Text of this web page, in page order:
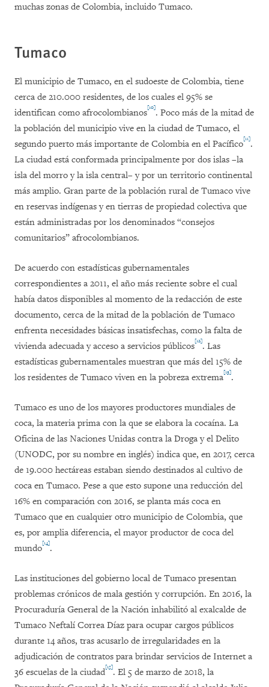
muchas zonas de Colombia, incluido Tumaco.
Tumaco
El municipio de Tumaco, en el sudoeste de Colombia, tiene
cerca de 210.000 residentes, de los cuales el 95% se
identifican como afrocolombianos[10]. Poco más de la mitad de
la población del municipio vive en la ciudad de Tumaco, el
segundo puerto más importante de Colombia en el Pacífico[11].
La ciudad está conformada principalmente por dos islas –la
isla del morro y la isla central– y por un territorio continental
más amplio. Gran parte de la población rural de Tumaco vive
en reservas indígenas y en tierras de propiedad colectiva que
están administradas por los denominados “consejos
comunitarios” afrocolombianos.
De acuerdo con estadísticas gubernamentales
correspondientes a 2011, el año más reciente sobre el cual
había datos disponibles al momento de la redacción de este
documento, cerca de la mitad de la población de Tumaco
enfrenta necesidades básicas insatisfechas, como la falta de
vivienda adecuada y acceso a servicios públicos[12]. Las
estadísticas gubernamentales muestran que más del 15% de
los residentes de Tumaco viven en la pobreza extrema[13].
Tumaco es uno de los mayores productores mundiales de
coca, la materia prima con la que se elabora la cocaína. La
Oficina de las Naciones Unidas contra la Droga y el Delito
(UNODC, por su nombre en inglés) indica que, en 2017, cerca
de 19.000 hectáreas estaban siendo destinados al cultivo de
coca en Tumaco. Pese a que esto supone una reducción del
16% en comparación con 2016, se planta más coca en
Tumaco que en cualquier otro municipio de Colombia, que
es, por amplia diferencia, el mayor productor de coca del
mundo[14].
Las instituciones del gobierno local de Tumaco presentan
problemas crónicos de mala gestión y corrupción. En 2016, la
Procuraduría General de la Nación inhabilitó al exalcalde de
Tumaco Neftalí Correa Díaz para ocupar cargos públicos
durante 14 años, tras acusarlo de irregularidades en la
adjudicación de contratos para brindar servicios de Internet a
36 escuelas de la ciudad[15]. El 5 de marzo de 2018, la